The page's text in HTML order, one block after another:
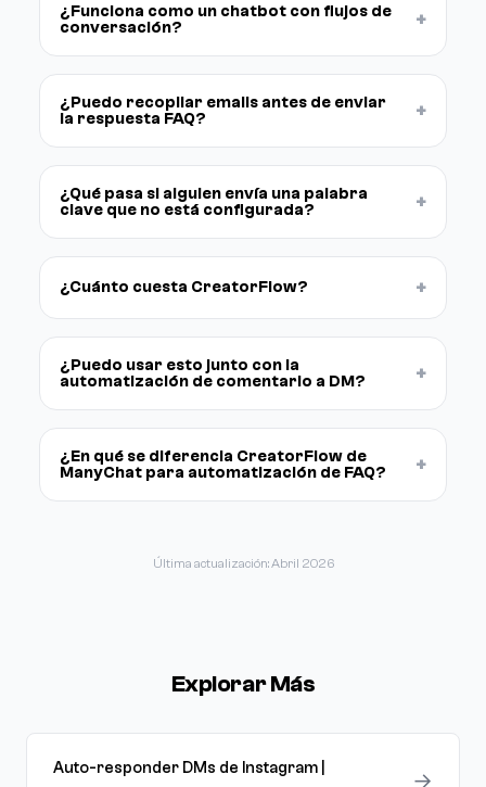
¿Funciona como un chatbot con flujos de
conversación?
+
¿Puedo recopilar emails antes de enviar
la respuesta FAQ?
+
¿Qué pasa si alguien envía una palabra
clave que no está configurada?
+
¿Cuánto cuesta CreatorFlow? +
¿Puedo usar esto junto con la
automatización de comentario a DM?
+
¿En qué se diferencia CreatorFlow de
ManyChat para automatización de FAQ?
+
Última actualización: Abril 2026
Explorar Más
Auto-responder DMs de Instagram |
→